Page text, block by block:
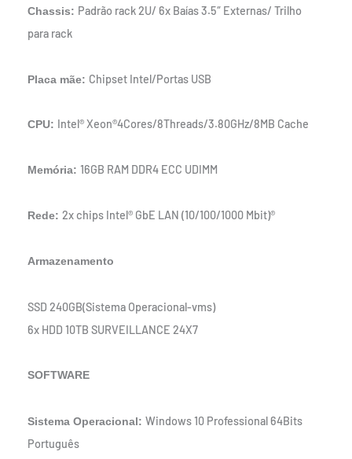
Chassis: Padrão rack 2U/ 6x Baías 3.5″ Externas/ Trilho
para rack
Placa mãe: Chipset Intel/Portas USB
CPU: Intel® Xeon®4Cores/8Threads/3.80GHz/8MB Cache
Memória: 16GB RAM DDR4 ECC UDIMM
Rede: 2x chips Intel® GbE LAN (10/100/1000 Mbit)®
Armazenamento
SSD 240GB(Sistema Operacional-vms)
6x HDD 10TB SURVEILLANCE 24X7
SOFTWARE
Sistema Operacional: Windows 10 Professional 64Bits
Português